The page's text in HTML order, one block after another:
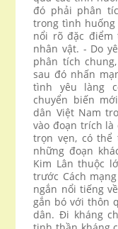
đó phải phân
trong tình huống
nổi rõ đặc điểm
nhân vật. - Do
phân tích
sau đó nhấn
tình yêu làng
chuyển biến
dân Việt Nam
vào đoạn trích
trọn vẹn, có
những đoạn
Kim Lân thuộc
trước Cách
ngắn nổi tiếng
gắn bó với thôn
dân. Đi kháng